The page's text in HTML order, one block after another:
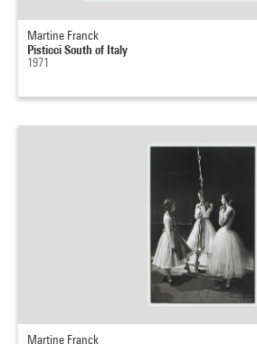
Martine Franck
Pisticci South of Italy
1971
Martine Franck